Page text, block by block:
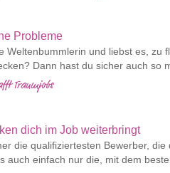
Weltenbummlerin und liebst es, zu
Dann hast du sicher auch so
Traumjobs
die qualifiziertesten Bewerber, die
auch einfach nur die, mit dem